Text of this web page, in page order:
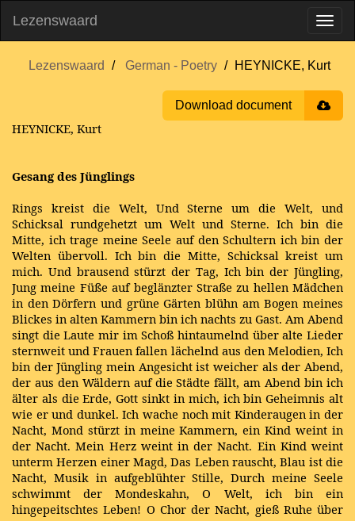
Lezenswaard
Lezenswaard German - Poetry HEYNICKE, Kurt
Download document
HEYNICKE, Kurt
Gesang des Jünglings
Rings kreist die Welt, Und Sterne um die Welt, und
Schicksal rundgehetzt um Welt und Sterne. Ich bin die
Mitte, ich trage meine Seele auf den Schultern ich bin der
Welten übervoll. Ich bin die Mitte, Schicksal kreist um
mich. Und brausend stürzt der Tag, Ich bin der Jüngling,
Jung meine Füße auf beglänzter Straße zu hellen Mädchen
in den Dörfern und grüne Gärten blühn am Bogen meines
Blickes in alten Kammern bin ich nachts zu Gast. Am Abend
singt die Laute mir im Schoß hintaumelnd über alte Lieder
sternweit und Frauen fallen lächelnd aus den Melodien, Ich
bin der Jüngling mein Angesicht ist weicher als der Abend,
der aus den Wäldern auf die Städte fällt, am Abend bin ich
älter als die Erde, Gott sinkt in mich, ich bin Geheimnis alt
wie er und dunkel. Ich wache noch mit Kinderaugen in der
Nacht, Mond stürzt in meine Kammern, ein Kind weint in
der Nacht. Mein Herz weint in der Nacht. Ein Kind weint
unterm Herzen einer Magd, Das Leben rauscht, Blau ist die
Nacht, Musik in aufgeblühter Stille, Durch meine Seele
schwimmt der Mondeskahn, O Welt, ich bin ein
hingepeitschtes Leben! O Chor der Nacht, gieß Ruhe über